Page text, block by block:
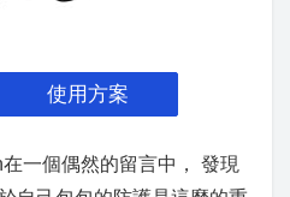
使用方案
一個偶然的留言中， 發現